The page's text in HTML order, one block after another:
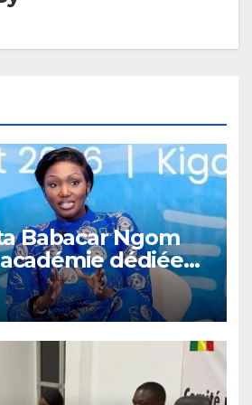
Babacar Ngom
dédiée
politique des